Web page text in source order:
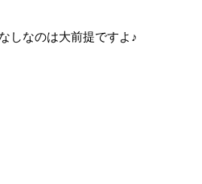
しなのは大前提ですよ♪